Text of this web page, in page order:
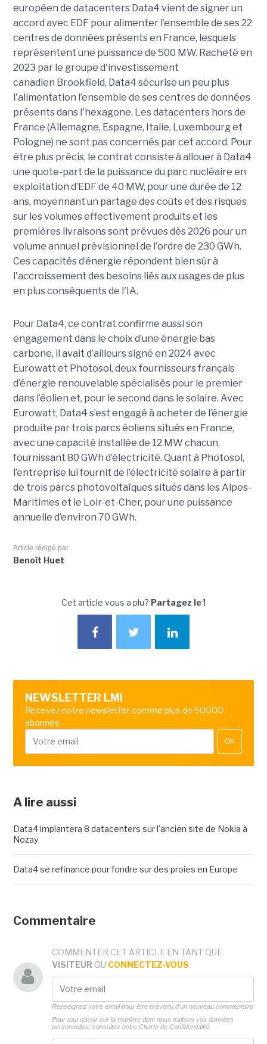
européen de datacenters Data4 vient de signer un
accord avec EDF pour alimenter l’ensemble de ses 22
centres de données présents en France, lesquels
représentent une puissance de 500 MW. Racheté en
2023 par le groupe d'investissement
canadien Brookfield, Data4 sécurise un peu plus
l'alimentation l’ensemble de ses centres de données
présents dans l'hexagone. Les datacenters hors de
France (Allemagne, Espagne, Italie, Luxembourg et
Pologne) ne sont pas concernés par cet accord. Pour
être plus précis, le contrat consiste à allouer à Data4
une quote-part de la puissance du parc nucléaire en
exploitation d’EDF de 40 MW, pour une durée de 12
ans, moyennant un partage des coûts et des risques
sur les volumes effectivement produits et les
premières livraisons sont prévues dès 2026 pour un
volume annuel prévisionnel de l'ordre de 230 GWh.
Ces capacités d’énergie répondent bien sûr à
l'accroissement des besoins liés aux usages de plus
en plus conséquents de l'IA.
Pour Data4, ce contrat confirme aussi son
engagement dans le choix d’une énergie bas
carbone, il avait d’ailleurs signé en 2024 avec
Eurowatt et Photosol, deux fournisseurs français
d’énergie renouvelable spécialisés pour le premier
dans l’éolien et, pour le second dans le solaire. Avec
Eurowatt, Data4 s’est engagé à acheter de l’énergie
produite par trois parcs éoliens situés en France,
avec une capacité installée de 12 MW chacun,
fournissant 80 GWh d’électricité. Quant à Photosol,
l’entreprise lui fournit de l’électricité solaire à partir
de trois parcs photovoltaïques situés dans les Alpes-
Maritimes et le Loir-et-Cher, pour une puissance
annuelle d’environ 70 GWh.
Article rédigé par
Benoît Huet
Cet article vous a plu? Partagez le !
NEWSLETTER LMI
Recevez notre newsletter comme plus de 50000
abonnés
OK
A lire aussi
Data4 implantera 8 datacenters sur l'ancien site de Nokia à
Nozay
Data4 se refinance pour fondre sur des proies en Europe
Commentaire
COMMENTER CET ARTICLE EN TANT QUE
VISITEUR OU CONNECTEZ-VOUS
Renseignez votre email pour être prévenu d'un nouveau commentaire
Pour tout savoir sur la manière dont nous traitons vos données
personnelles, consultez notre Charte de Confidentialité.